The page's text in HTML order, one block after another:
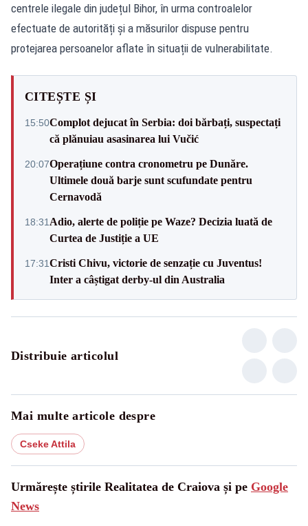
centrele ilegale din județul Bihor, în urma controalelor
efectuate de autorități și a măsurilor dispuse pentru
protejarea persoanelor aflate în situații de vulnerabilitate.
CITEȘTE ȘI
15:50Complot dejucat în Serbia: doi bărbați, suspectați
că plănuiau asasinarea lui Vučić
20:07Operațiune contra cronometru pe Dunăre.
Ultimele două barje sunt scufundate pentru
Cernavodă
18:31 Adio, alerte de poliție pe Waze? Decizia luată de
Curtea de Justiție a UE
17:31Cristi Chivu, victorie de senzație cu Juventus!
Inter a câștigat derby-ul din Australia
Distribuie articolul
Mai multe articole despre
Cseke Attila
Urmărește știrile Realitatea de Craiova și pe Google
News